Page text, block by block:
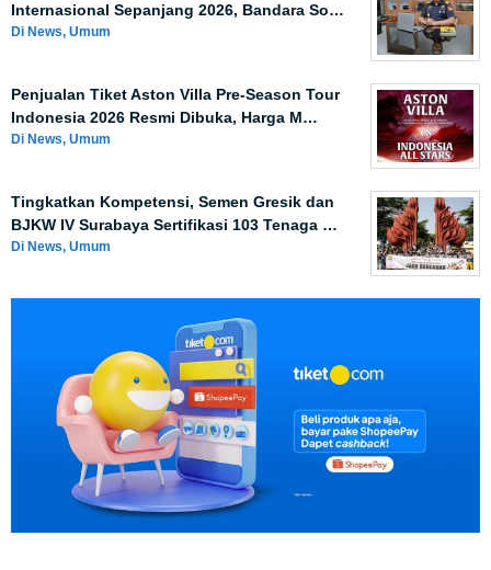
Internasional Sepanjang 2026, Bandara So…
Di News, Umum
Penjualan Tiket Aston Villa Pre-Season Tour
Indonesia 2026 Resmi Dibuka, Harga M…
Di News, Umum
Tingkatkan Kompetensi, Semen Gresik dan
BJKW IV Surabaya Sertifikasi 103 Tenaga …
Di News, Umum